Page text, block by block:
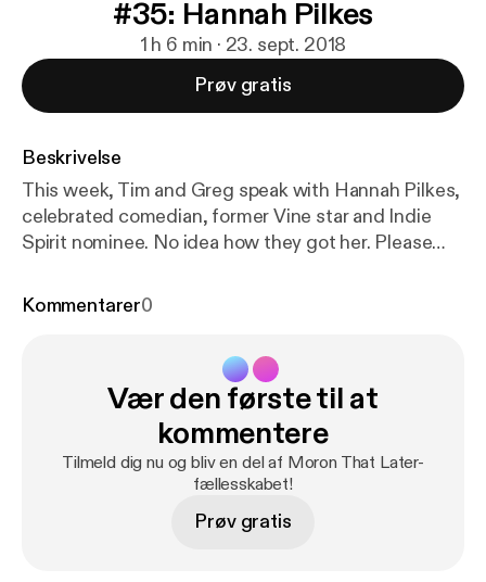
#35: Hannah Pilkes
1 h 6 min · 23. sept. 2018
Prøv gratis
Beskrivelse
This week, Tim and Greg speak with Hannah Pilkes,
celebrated comedian, former Vine star and Indie
Spirit nominee. No idea how they got her. Please
www.patreon.com/moronthatlater and thanks for
Kommentarer0
Vær den første til at
kommentere
Tilmeld dig nu og bliv en del af Moron That Later-
fællesskabet!
Prøv gratis